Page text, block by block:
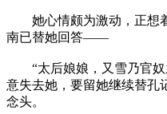
她心情颇为激动，正想
南已替她回答——
“太后娘娘，又雪乃官奴
意失去她，要留她继续替孔
念头。